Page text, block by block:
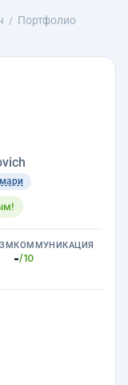
Портфолио
КОММУНИКАЦИЯ
-/10